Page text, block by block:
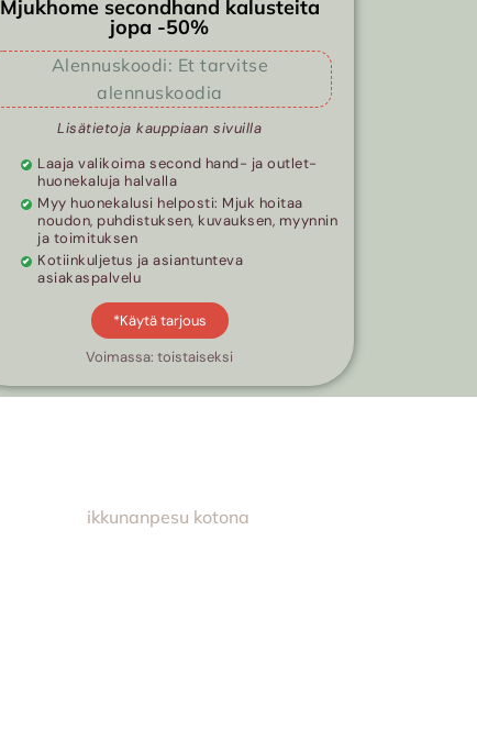
Mjukhome secondhand kalusteita
jopa -50%
Alennuskoodi: Et tarvitse
alennuskoodia
Lisätietoja kauppiaan sivuilla
Laaja valikoima second hand- ja outlet-
huonekaluja halvalla
Myy huonekalusi helposti: Mjuk hoitaa
noudon, puhdistuksen, kuvauksen, myynnin
ja toimituksen
Kotiinkuljetus ja asiantunteva
asiakaspalvelu
*Käytä tarjous
Voimassa: toistaiseksi